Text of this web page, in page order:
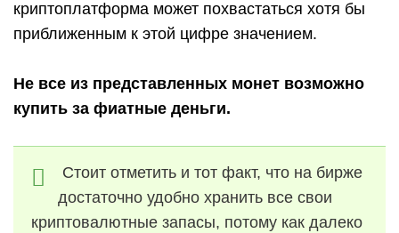
криптоплатформа может похвастаться хотя бы
приближенным к этой цифре значением.
Не все из представленных монет возможно
купить за фиатные деньги.
Стоит отметить и тот факт, что на бирже
достаточно удобно хранить все свои
криптовалютные запасы, потому как далеко